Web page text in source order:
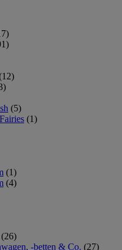
(5)
(1)
(1)
(4)
(26)
-betten & Co. (27)